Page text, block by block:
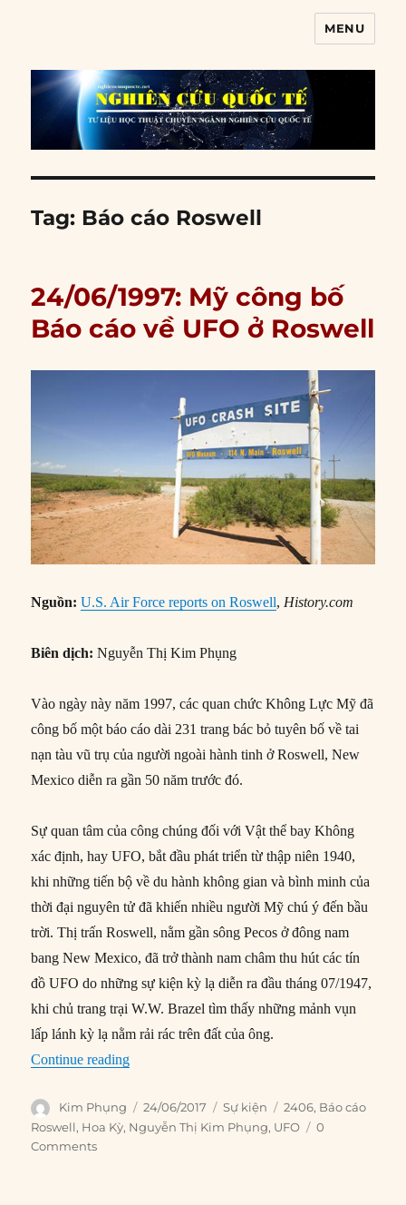
MENU
Tag: Báo cáo Roswell
24/06/1997: Mỹ công bố
Báo cáo về UFO ở Roswell
Nguồn:U.S. Air Force reports on Roswell,History.com
Biên dịch: Nguyễn Thị Kim Phụng
Vào ngày này năm 1997, các quan chức Không Lực Mỹ đã
công bố một báo cáo dài 231 trang bác bỏ tuyên bố về tai
nạn tàu vũ trụ của người ngoài hành tinh ở Roswell, New
Mexico diễn ra gần 50 năm trước đó.
Sự quan tâm của công chúng đối với Vật thể bay Không
xác định, hay UFO, bắt đầu phát triển từ thập niên 1940,
khi những tiến bộ về du hành không gian và bình minh của
thời đại nguyên tử đã khiến nhiều người Mỹ chú ý đến bầu
trời. Thị trấn Roswell, nằm gần sông Pecos ở đông nam
bang New Mexico, đã trở thành nam châm thu hút các tín
đồ UFO do những sự kiện kỳ lạ diễn ra đầu tháng 07/1947,
khi chủ trang trại W.W. Brazel tìm thấy những mảnh vụn
lấp lánh kỳ lạ nằm rải rác trên đất của ông.
Continue reading“24/06/1997: Mỹ công bố Báo cáo về UFO ở
Author
Kim Phụng
Posted
on
24/06/2017 Categories
Sự kiện Tags
2406, Báo cáo
Roswell, Hoa Kỳ, Nguyễn Thị Kim Phụng, UFO
0
Comments